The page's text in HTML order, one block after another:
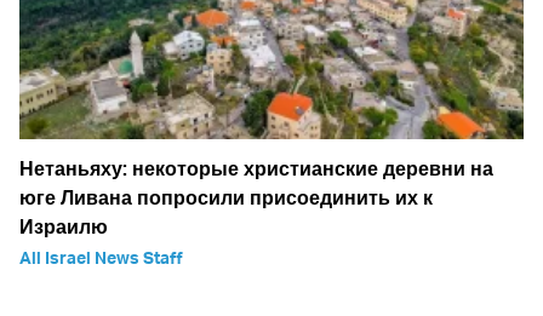
Нетаньяху: некоторые христианские деревни на
юге Ливана попросили присоединить их к
Израилю
All Israel News Staff